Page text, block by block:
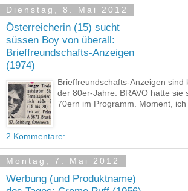
Dienstag, 8. Mai 2012
Österreicherin (15) sucht
süssen Boy von überall:
Brieffreundschafts-Anzeigen
(1974)
Brieffreundschafts-Anzeigen sind
der 80er-Jahre. BRAVO hatte sie
70ern im Programm. Moment,
2 Kommentare:
Montag, 7. Mai 2012
Werbung (und Produktname)